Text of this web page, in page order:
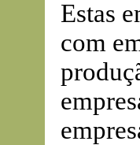
Estas
com